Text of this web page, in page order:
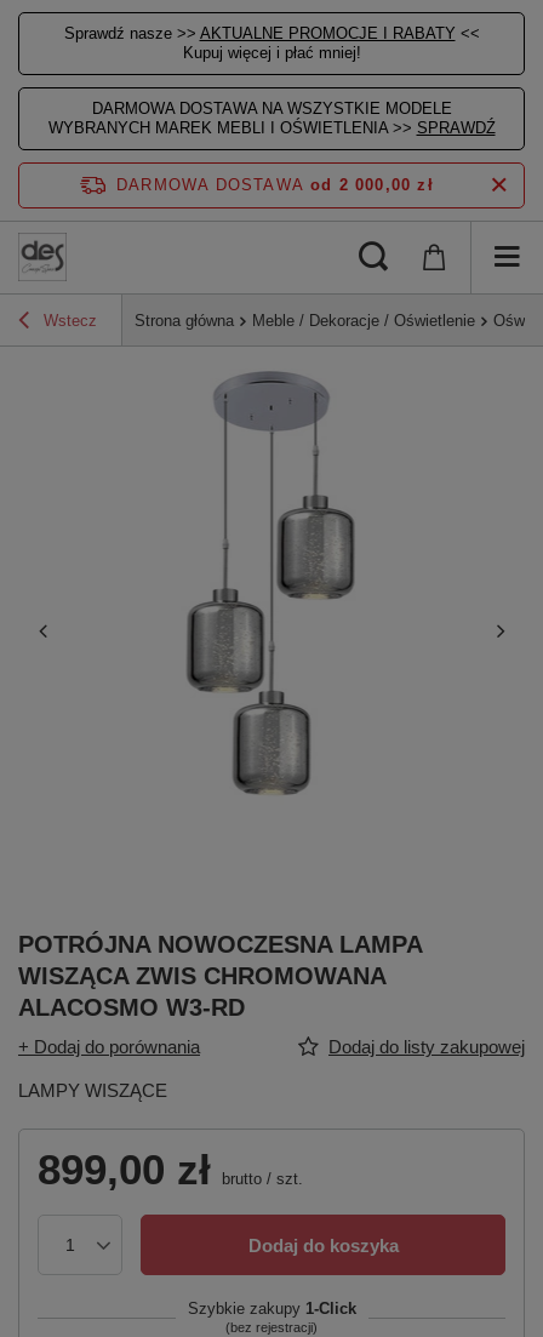
Sprawdź nasze >> AKTUALNE PROMOCJE I RABATY <<
Kupuj więcej i płać mniej!
DARMOWA DOSTAWA NA WSZYSTKIE MODELE
WYBRANYCH MAREK MEBLI I OŚWIETLENIA >> SPRAWDŹ
DARMOWA DOSTAWA od 2 000,00 zł
Wstecz Strona główna Meble / Dekoracje / Oświetlenie
POTRÓJNA NOWOCZESNA LAMPA
WISZĄCA ZWIS CHROMOWANA
ALACOSMO W3-RD
+ Dodaj do porównania Dodaj do listy zakupowej
LAMPY WISZĄCE
899,00 zł brutto / szt.
Dodaj do koszyka
Szybkie zakupy 1-Click
(bez rejestracji)